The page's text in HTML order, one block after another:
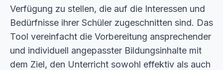
Verfügung zu stellen, die auf die Interessen und
Bedürfnisse ihrer Schüler zugeschnitten sind. Das
Tool vereinfacht die Vorbereitung ansprechender
und individuell angepasster Bildungsinhalte mit
dem Ziel, den Unterricht sowohl effektiv als auch